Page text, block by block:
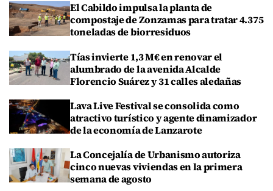
El Cabildo impulsa la planta de
compostaje de Zonzamas para tratar 4.375
toneladas de biorresiduos
Tías invierte 1,3 M€ en renovar el
alumbrado de la avenida Alcalde
Florencio Suárez y 31 calles aledañas
Lava Live Festival se consolida como
atractivo turístico y agente dinamizador
de la economía de Lanzarote
La Concejalía de Urbanismo autoriza
cinco nuevas viviendas en la primera
semana de agosto